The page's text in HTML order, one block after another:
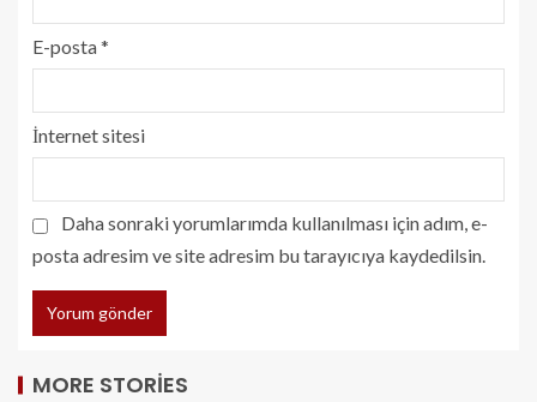
E-posta*
İnternet sitesi
Daha sonraki yorumlarımda kullanılması için adım, e-
posta adresim ve site adresim bu tarayıcıya kaydedilsin.
MORE STORIES